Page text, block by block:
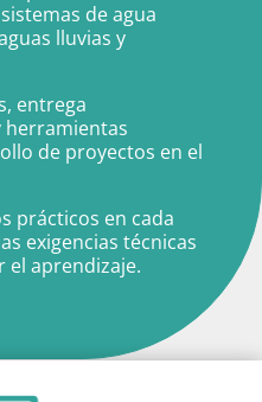
de agua
lluvias y
entrega
de proyectos en el
prácticos en cada
exigencias técnicas
el aprendizaje.